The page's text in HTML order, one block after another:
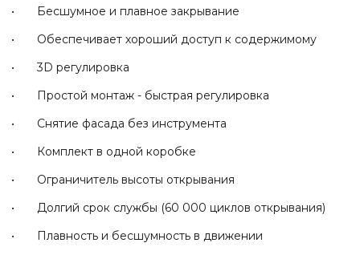
• Бесшумное и плавное закрывание
• Обеспечивает хороший доступ к содержимому
• 3D регулировка
• Простой монтаж - быстрая регулировка
• Снятие фасада без инструмента
• Комплект в одной коробке
• Ограничитель высоты открывания
• Долгий срок службы (60 000 циклов открывания)
• Плавность и бесшумность в движении